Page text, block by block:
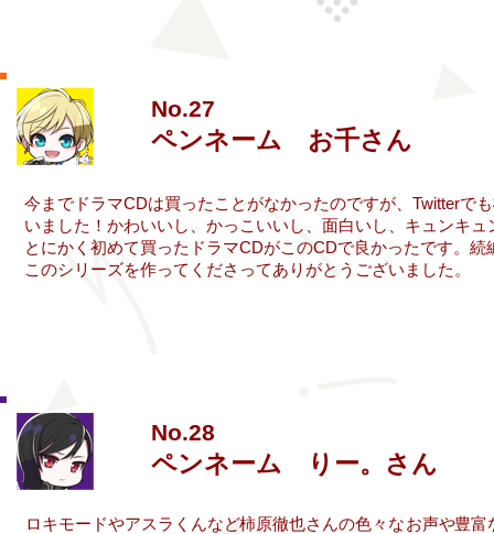
No.27
ペンネーム お千さん
今までドラマCDは買ったことがなかったのですが、Twitterで
いました！かわいいし、かっこいいし、面白いし、キュンキ
とにかく初めて買ったドラマCDがこのCDで良かったです。
​このシリーズを作ってくださってありがとうございました。
No.28
ペンネーム りー。さん
ロキモードやアスラくんなど柿原徹也さんの色々なお声や豊富